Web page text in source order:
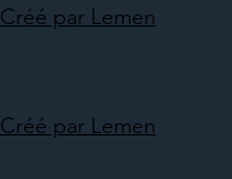
Créé par Lemen
Créé par Lemen